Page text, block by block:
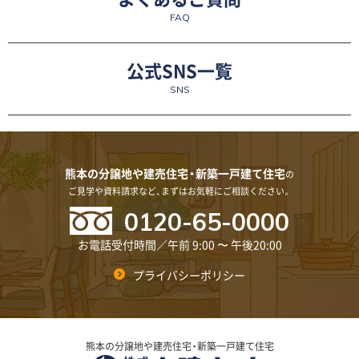
FAQ
公式SNS一覧
SNS
熊本の分譲地や建売住宅・新築一戸建て住宅の
ご見学や資料請求など、まずはお気軽にご相談ください。
0120-65-0000
お電話受付時間／午前 9:00 〜 午後20:00
プライバシーポリシー
熊本の分譲地や建売住宅・新築一戸建て住宅